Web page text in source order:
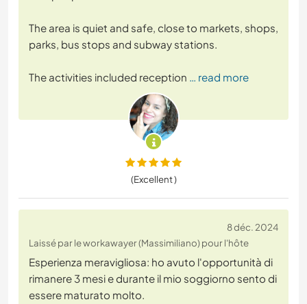
The area is quiet and safe, close to markets, shops,
parks, bus stops and subway stations.
The activities included reception … read more
(Excellent )
8 déc. 2024
Laissé par le workawayer (Massimiliano) pour l'hôte
Esperienza meravigliosa: ho avuto l'opportunità di
rimanere 3 mesi e durante il mio soggiorno sento di
essere maturato molto.